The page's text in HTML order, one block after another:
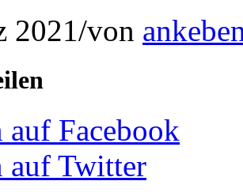
2021/von
auf Facebook
auf Twitter